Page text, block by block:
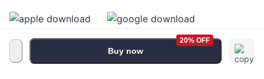
Buy now
20% OFF